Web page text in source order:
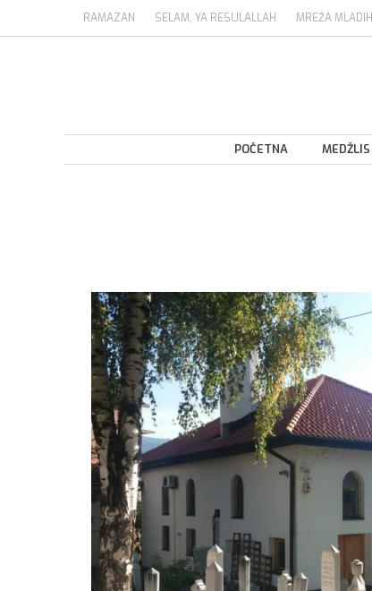
RAMAZAN SELAM, YA RESULALLAH MREŽA MLADIH
POČETNA MEDŽLIS